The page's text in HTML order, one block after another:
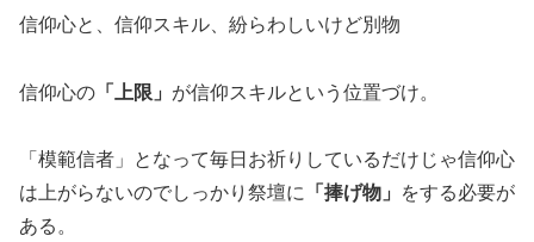
信仰心と、信仰スキル、紛らわしいけど別物
信仰心の 「上限」 が信仰スキルという位置づけ。
「模範信者」となって毎日お祈りしているだけじゃ信仰心
は上がらないのでしっかり祭壇に 「捧げ物」 をする必要が
ある。